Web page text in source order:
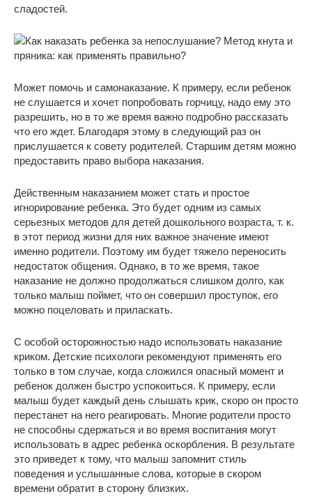
сладостей.
Может помочь и самонаказание. К примеру, если ребенок
не слушается и хочет попробовать горчицу, надо ему это
разрешить, но в то же время важно подробно рассказать
что его ждет. Благодаря этому в следующий раз он
прислушается к совету родителей. Старшим детям можно
предоставить право выбора наказания.
Действенным наказанием может стать и простое
игнорирование ребенка. Это будет одним из самых
серьезных методов для детей дошкольного возраста, т. к.
в этот период жизни для них важное значение имеют
именно родители. Поэтому им будет тяжело переносить
недостаток общения. Однако, в то же время, такое
наказание не должно продолжаться слишком долго, как
только малыш поймет, что он совершил проступок, его
можно поцеловать и приласкать.
С особой осторожностью надо использовать наказание
криком. Детские психологи рекомендуют применять его
только в том случае, когда сложился опасный момент и
ребенок должен быстро успокоиться. К примеру, если
малыш будет каждый день слышать крик, скоро он просто
перестанет на него реагировать. Многие родители просто
не способны сдержаться и во время воспитания могут
использовать в адрес ребенка оскорбления. В результате
это приведет к тому, что малыш запомнит стиль
поведения и услышанные слова, которые в скором
времени обратит в сторону близких.